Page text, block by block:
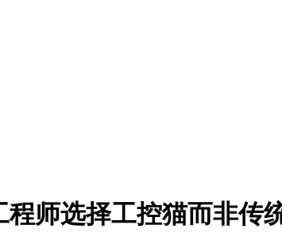
师选择工控猫而非传